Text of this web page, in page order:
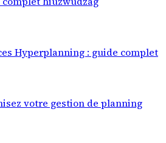
Hyperplanning : guide complet
votre gestion de planning